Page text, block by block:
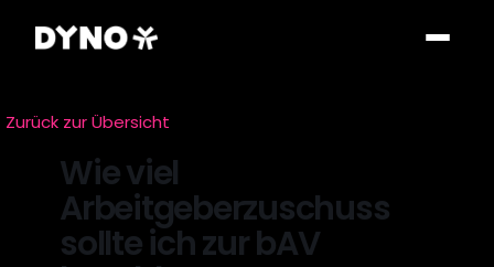
Zurück zur Übersicht
Wie viel
Arbeitgeberzuschuss
sollte ich zur bAV